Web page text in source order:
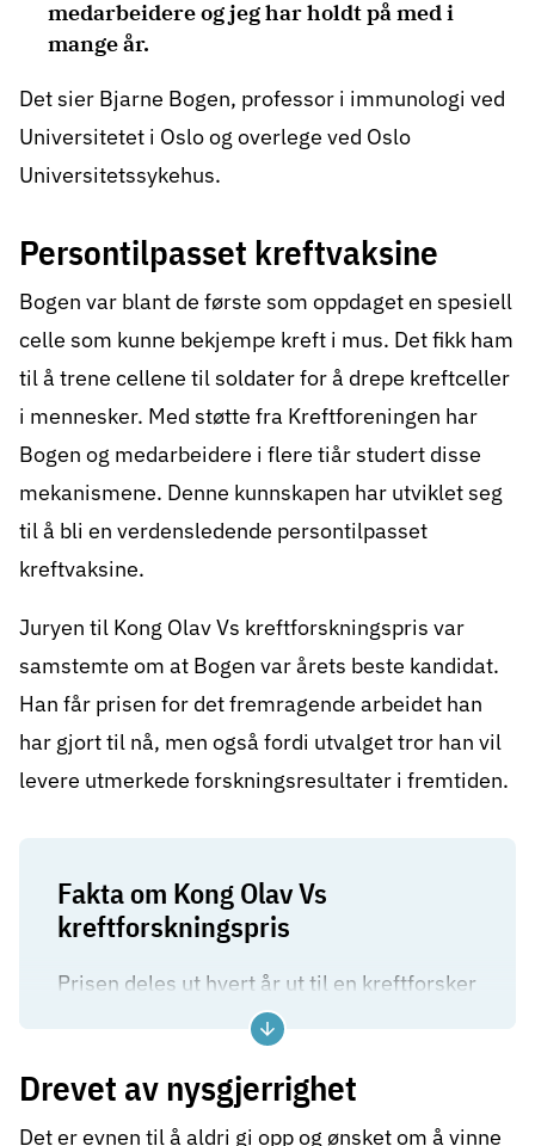
medarbeidere og jeg har holdt på med i
mange år.
Det sier Bjarne Bogen, professor i immunologi ved
Universitetet i Oslo og overlege ved Oslo
Universitetssykehus.
Persontilpasset kreftvaksine
Bogen var blant de første som oppdaget en spesiell
celle som kunne bekjempe kreft i mus. Det fikk ham
til å trene cellene til soldater for å drepe kreftceller
i mennesker. Med støtte fra Kreftforeningen har
Bogen og medarbeidere i flere tiår studert disse
mekanismene. Denne kunnskapen har utviklet seg
til å bli en verdensledende persontilpasset
kreftvaksine.
Juryen til Kong Olav Vs kreftforskningspris var
samstemte om at Bogen var årets beste kandidat.
Han får prisen for det fremragende arbeidet han
har gjort til nå, men også fordi utvalget tror han vil
levere utmerkede forskningsresultater i fremtiden.
Fakta om Kong Olav Vs
kreftforskningspris
Prisen deles ut hvert år ut til en kreftforsker
eller en forskergruppe som har bidratt til å
kvalitet og omfang. Innstillingsutvalget
vurderer kandidatene opp mot følgende
Drevet av nysgjerrighet
Det er evnen til å aldri gi opp og ønsket om å vinne